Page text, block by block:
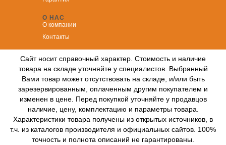
О НАС
О компании
Контакты
Сайт носит справочный характер. Стоимость и наличие
товара на складе уточняйте у специалистов. Выбранный
Вами товар может отсутствовать на складе, и/или быть
зарезервированным, оплаченным другим покупателем и
изменен в цене. Перед покупкой уточняйте у продавцов
наличие, цену, комплектацию и параметры товара.
Характеристики товара получены из открытых источников, в
т.ч. из каталогов производителя и официальных сайтов. 100%
точность и полнота описаний не гарантированы.